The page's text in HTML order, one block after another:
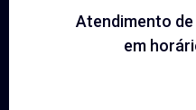
Atendimento de
em